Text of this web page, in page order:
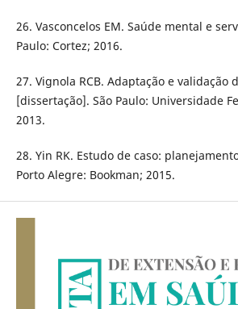
26. Vasconcelos EM. Saúde mental e
Paulo: Cortez; 2016.
27. Vignola RCB. Adaptação e validação
[dissertação]. São Paulo: Universidade
2013.
28. Yin RK. Estudo de caso:
Porto Alegre: Bookman; 2015.